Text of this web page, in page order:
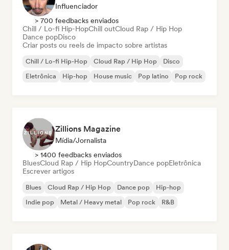
Influenciador
> 700 feedbacks enviados
Chill / Lo-fi Hip-HopChill outCloud Rap / Hip Hop
Dance popDisco
Criar posts ou reels de impacto sobre artistas
Chill / Lo-fi Hip-Hop Cloud Rap / Hip Hop
Disco
Eletrônica
Hip-hop House music Pop latino Pop rock
Zillions Magazine
Mídia/Jornalista
> 1400 feedbacks enviados
BluesCloud Rap / Hip HopCountryDance popEletrônica
Escrever artigos
Blues Cloud Rap / Hip Hop Dance pop
Hip-hop
Indie pop
Metal / Heavy metal Pop rock R&B